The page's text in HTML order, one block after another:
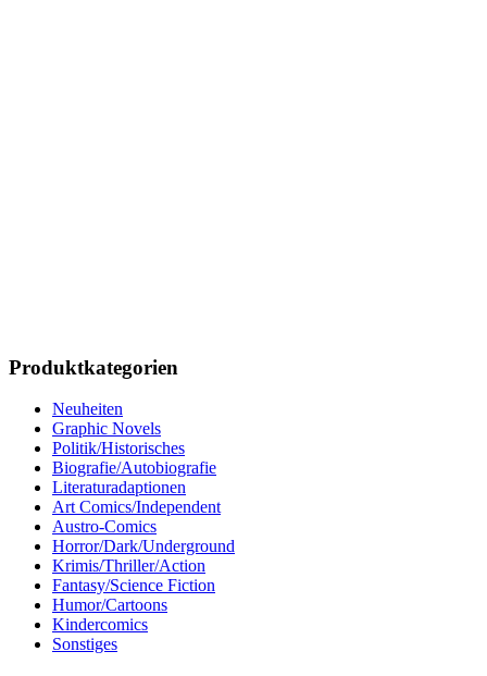
Produktkategorien
Neuheiten
Graphic Novels
Politik/Historisches
Biografie/Autobiografie
Literaturadaptionen
Art Comics/Independent
Austro-Comics
Horror/Dark/Underground
Krimis/Thriller/Action
Fantasy/Science Fiction
Humor/Cartoons
Kindercomics
Sonstiges